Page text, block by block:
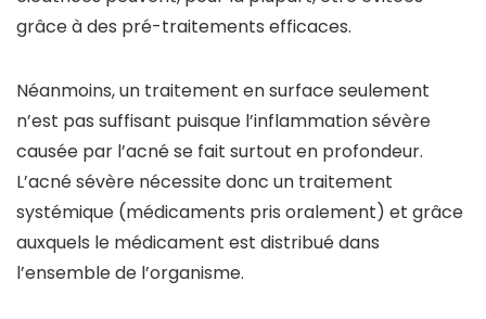
grâce à des pré-traitements efficaces.
Néanmoins, un traitement en surface seulement
n’est pas suffisant puisque l’inflammation sévère
causée par l’acné se fait surtout en profondeur.
L’acné sévère nécessite donc un traitement
systémique (médicaments pris oralement) et grâce
auxquels le médicament est distribué dans
l’ensemble de l’organisme.